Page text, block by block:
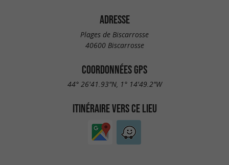
ADRESSE
Plages de Biscarrosse
40600 Biscarrosse
COORDONNÉES GPS
44° 26'41.93"N, 1° 14'49.2"W
ITINÉRAIRE VERS CE LIEU